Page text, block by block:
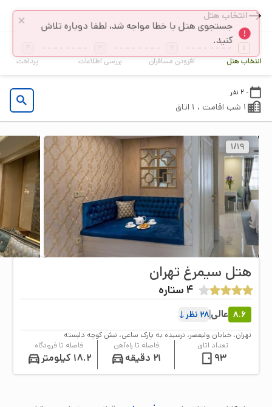
انتخاب هتل
1
انتخاب هتل
افزودن مسافران
بررسی اطلاعات
پرداخت
- 2 نفر
1 شب اقامت ، 1 اتاق
19
/
1
هتل سیمرغ تهران
4ستاره
8.6 عالی28 نظر
تهران، خیابان ولیعصر، نرسیده به پارک ساعی، نبش کوچه دلبسته
تعداد اتاق
93
فاصله تا راه‌آهن
21 دقیقه
فاصله تا فرودگاه
18.2 کیلومتر